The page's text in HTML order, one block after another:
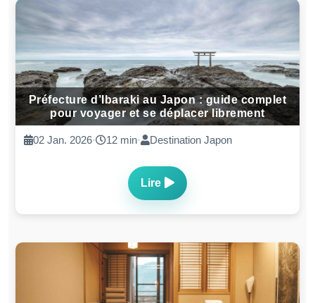
Préfecture d’Ibaraki au Japon : guide complet
pour voyager et se déplacer librement
02 Jan. 2026· 12 min· Destination Japon
Lire